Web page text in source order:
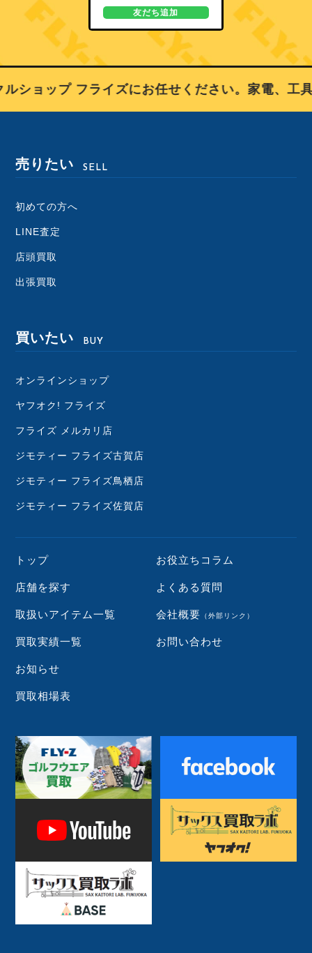
友だち追加
ショップ フライズにお任せください。家電、工
売りたい SELL
初めての方へ
LINE査定
店頭買取
出張買取
買いたい BUY
オンラインショップ
ヤフオク! フライズ
フライズ メルカリ店
ジモティー フライズ古賀店
ジモティー フライズ鳥栖店
ジモティー フライズ佐賀店
トップ
店舗を探す
取扱いアイテム一覧
買取実績一覧
お知らせ
買取相場表
お役立ちコラム
よくある質問
会社概要 （外部リンク）
お問い合わせ